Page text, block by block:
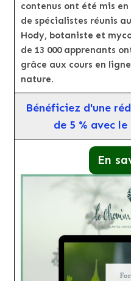
contenus ont été mis
de spécialistes réunis
Hody, botaniste et
de 13 000 apprenants
grâce aux cours en
nature.
Bénéficiez d'une
de 5 % avec
En